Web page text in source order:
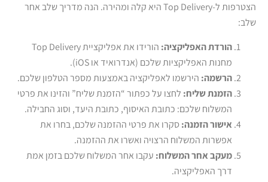
הצטרפות ל-Top Delivery היא קלה ומהירה. הנה מדריך שלב אחר
שלב:
הורדת האפליקציה:
הורידו את אפליקציית Top Delivery
מחנות האפליקציות שלכם (אנדרואיד או iOS).
הרשמה:הירשמו לאפליקציה באמצעות מספר הטלפון שלכם.
הזמנת שליח:לחצו על כפתור “הזמנת שליח” והזינו את פרטי
המשלוח שלכם: כתובת האיסוף, כתובת היעד, וסוג החבילה.
אישור הזמנה:סקרו את פרטי ההזמנה שלכם, בחרו את
אפשרות המשלוח הרצויה ואשרו את ההזמנה.
מעקב אחר המשלוח:עקבו אחר המשלוח שלכם בזמן אמת
דרך האפליקציה.